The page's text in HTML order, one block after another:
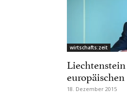
wirtschafts:zeit
18. Dezember 2015